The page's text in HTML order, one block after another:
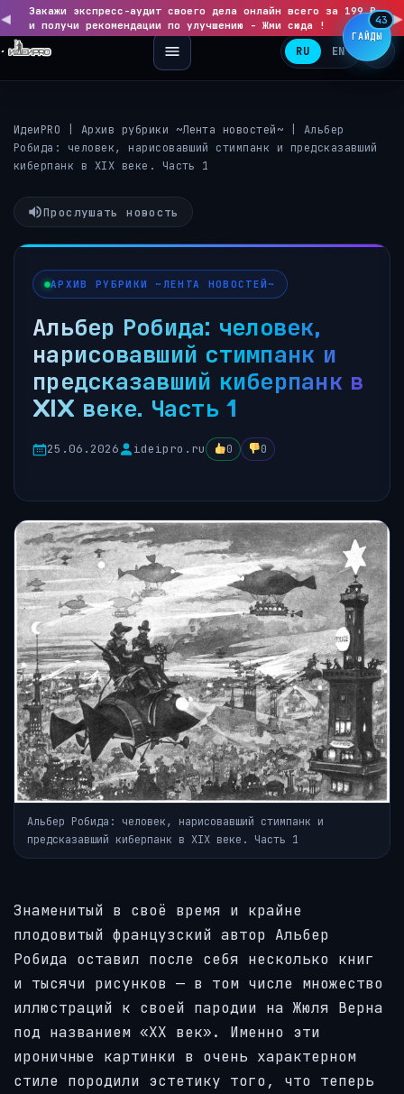
◀
Закажи экспресс-аудит своего дела онлайн всего за 199 ₽
и получи рекомендации по улучшению - Жми сюда !
▶
RU EN
ИдеиPRO Архив рубрики ~Лента новостей~
Альбер
Робида: человек, нарисовавший стимпанк и предсказавший
киберпанк в XIX веке. Часть 1
Прослушать новость
АРХИВ РУБРИКИ ~ЛЕНТА НОВОСТЕЙ~
Альбер Робида: человек,
нарисовавший стимпанк и
предсказавший киберпанк в
XIX веке. Часть 1
25.06.2026 ideipro.ru 0 0
Альбер Робида: человек, нарисовавший стимпанк и
предсказавший киберпанк в XIX веке. Часть 1
Знаменитый в своё время и крайне
плодовитый французский автор Альбер
Робида оставил после себя несколько книг
и тысячи рисунков — в том числе множество
иллюстраций к своей пародии на Жюля Верна
под названием «XX век». Именно эти
ироничные картинки в очень характерном
стиле породили эстетику того, что теперь
ГАЙДЫ
43